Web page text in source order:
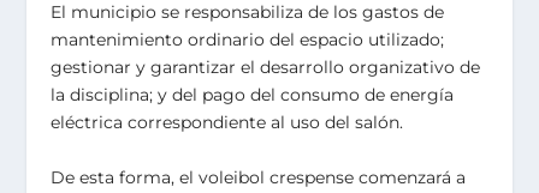
El municipio se responsabiliza de los gastos de
mantenimiento ordinario del espacio utilizado;
gestionar y garantizar el desarrollo organizativo de
la disciplina; y del pago del consumo de energía
eléctrica correspondiente al uso del salón.
De esta forma, el voleibol crespense comenzará a